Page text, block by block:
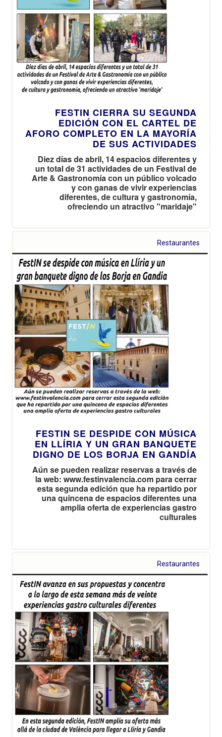
FESTIN CIERRA SU SEGUNDA
EDICIÓN CON EL CARTEL DE
AFORO COMPLETO EN LA MAYORÍA
DE SUS ACTIVIDADES
Diez días de abril, 14 espacios diferentes y
un total de 31 actividades de un Festival de
Arte & Gastronomía con un público volcado
y con ganas de vivir experiencias
diferentes, de cultura y gastronomía,
ofreciendo un atractivo "maridaje"
Restaurantes
FESTIN SE DESPIDE CON MÚSICA
EN LLÍRIA Y UN GRAN BANQUETE
DIGNO DE LOS BORJA EN GANDÍA
Aún se pueden realizar reservas a través de
la web: www.festinvalencia.com para cerrar
esta segunda edición que ha repartido por
una quincena de espacios diferentes una
amplia oferta de experiencias gastro
culturales
Restaurantes